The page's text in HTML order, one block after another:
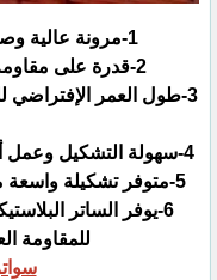
‏2-قدرة على مقاومة الأشعة الفوق بنفسجية الضارة.‏
‏3-طول العمر الإفتراضي
‏4-سهولة التشكيل وعمل أشكال مختلفة من السواتر البلاستيكية.‏
‏6-يوفر الساتر
للمقاومة